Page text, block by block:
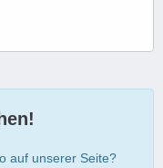
auf unserer Seite?